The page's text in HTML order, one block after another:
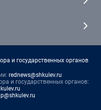
и государственных органов
rednews@shkulev.ru
и государственных органов: